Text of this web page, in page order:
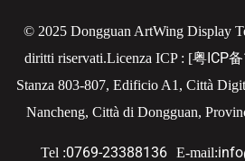
© 2025 Dongguan ArtWing Display
diritti riservati.Licenza ICP : [粤ICP
Stanza 803-807, Edificio A1, Città
Nancheng, Città di Dongguan,
Tel :0769-23388136 E-mail: